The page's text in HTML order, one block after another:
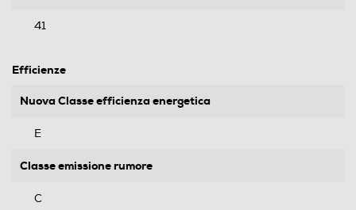
41
Efficienze
Nuova Classe efficienza energetica
E
Classe emissione rumore
C